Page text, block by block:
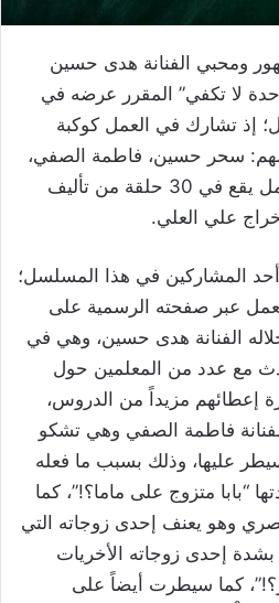
ومحبي الفنانة هدى حسين
لا تكفي” المقرر عرضه في
إذ تشارك في العمل كوكبة
سحر حسين، فاطمة الصفي،
أحمد إيراج، وآخرون، والعمل يقع في 30 حلقة من تأليف
علي العلي.
أحد المشاركين في هذا المسلسل؛
عبر صفحته الرسمية على
الفنانة هدى حسين، وهي في
مع عدد من المعلمين حول
إعطائهم مزيداً من الدروس،
فاطمة الصفي وهي تشكو
عليها، وذلك بسبب ما فعله
“بابا متزوج على ماما؟!”، كما
وهو يعنف إحدى زوجاته التي
إحدى زوجاته الأخريات
كما سيطرت أيضاً على